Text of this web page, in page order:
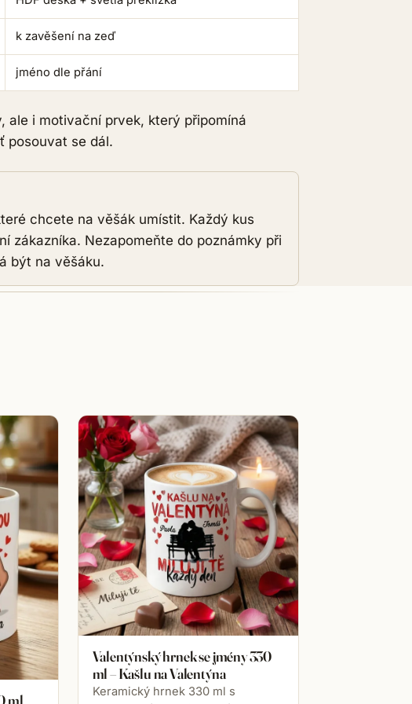
k zavěšení na zeď
jméno dle přání
ale i motivační prvek, který připomíná
posouvat se dál.
chcete na věšák umístit. Každý kus
zákazníka. Nezapomeňte do poznámky při
být na věšáku.
ml
Valentýnský hrnek se jmény 330
ml – Kašlu na Valentýna
Keramický hrnek 330 ml s